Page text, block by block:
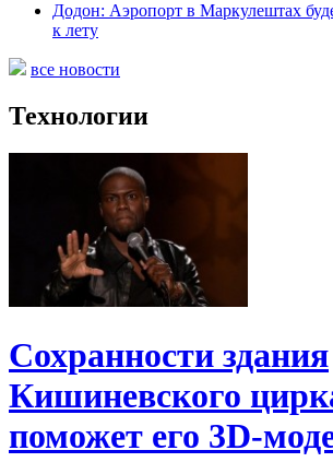
Додон: Аэропорт в Маркулештах
к лету
все новости
Технологии
Сохранности здания
Кишиневского
поможет его 3D-